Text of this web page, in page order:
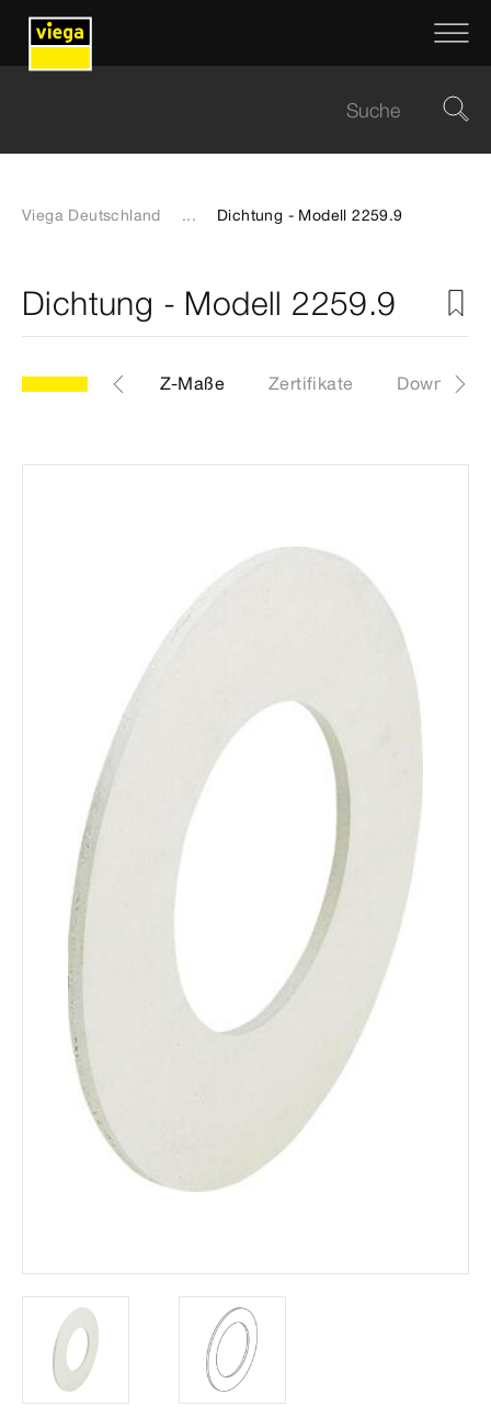
Viega Deutschland ... Dichtung - Modell 2259.9
Dichtung - Modell 2259.9
Etiketten Z-Maße Zertifikate Downloads